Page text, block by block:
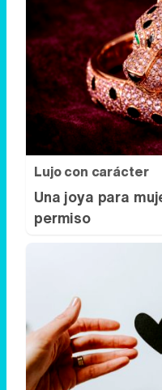
Lujo con carácter
Una joya para
permiso